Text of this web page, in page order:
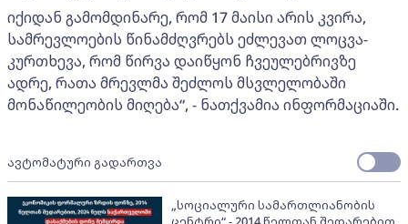
იქიდან გამომდინარე, რომ 17 მაისი არის კვირა,
სამრევლოების წინამძღვრებს ეძლევათ ლოცვა-
კურთხევა, რომ წირვა დაიწყონ ჩვეულებრივზე
ადრე, რათა მრევლმა შეძლოს მსვლელობაში
მონაწილეობის მიღება“, - ნათქვამია ინფორმაციაში.
ავტომატური გადართვა
„სოციალური სამართლიანობის